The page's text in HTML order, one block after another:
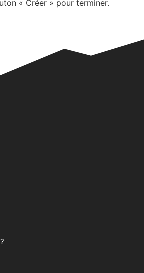
« Créer » pour terminer.